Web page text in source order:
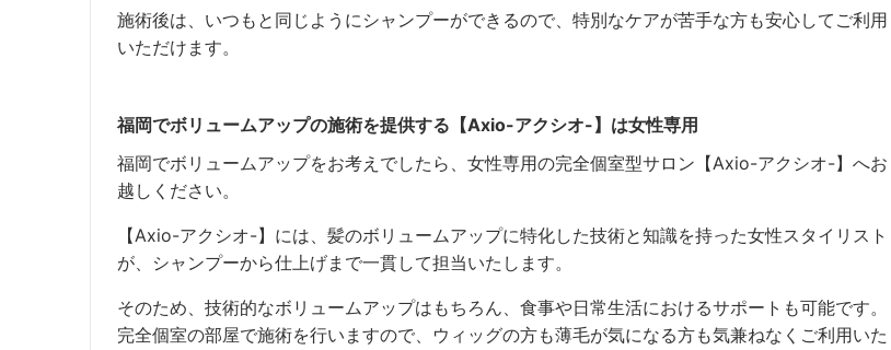
施術後は、いつもと同じようにシャンプーができるので、特別なケアが苦手な方も安心してご利用
いただけます。
福岡でボリュームアップの施術を提供する【Axio-アクシオ-】は女性専用
福岡でボリュームアップをお考えでしたら、女性専用の完全個室型サロン【Axio-アクシオ-】へお
越しください。
【Axio-アクシオ-】には、髪のボリュームアップに特化した技術と知識を持った女性スタイリスト
が、シャンプーから仕上げまで一貫して担当いたします。
そのため、技術的なボリュームアップはもちろん、食事や日常生活におけるサポートも可能です。
完全個室の部屋で施術を行いますので、ウィッグの方も薄毛が気になる方も気兼ねなくご利用いた